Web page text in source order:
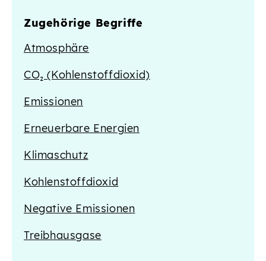
Zugehörige Begriffe
Atmosphäre
CO₂ (Kohlenstoffdioxid)
Emissionen
Erneuerbare Energien
Klimaschutz
Kohlenstoffdioxid
Negative Emissionen
Treibhausgase